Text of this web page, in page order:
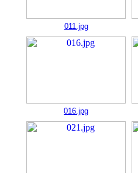
011.jpg
016.jpg